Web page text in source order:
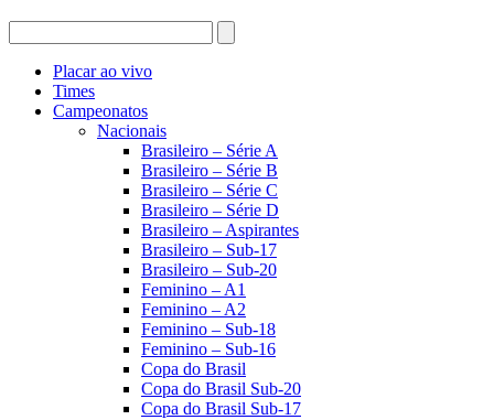
Placar ao vivo
Times
Campeonatos
Nacionais
Brasileiro – Série A
Brasileiro – Série B
Brasileiro – Série C
Brasileiro – Série D
Brasileiro – Aspirantes
Brasileiro – Sub-17
Brasileiro – Sub-20
Feminino – A1
Feminino – A2
Feminino – Sub-18
Feminino – Sub-16
Copa do Brasil
Copa do Brasil Sub-20
Copa do Brasil Sub-17